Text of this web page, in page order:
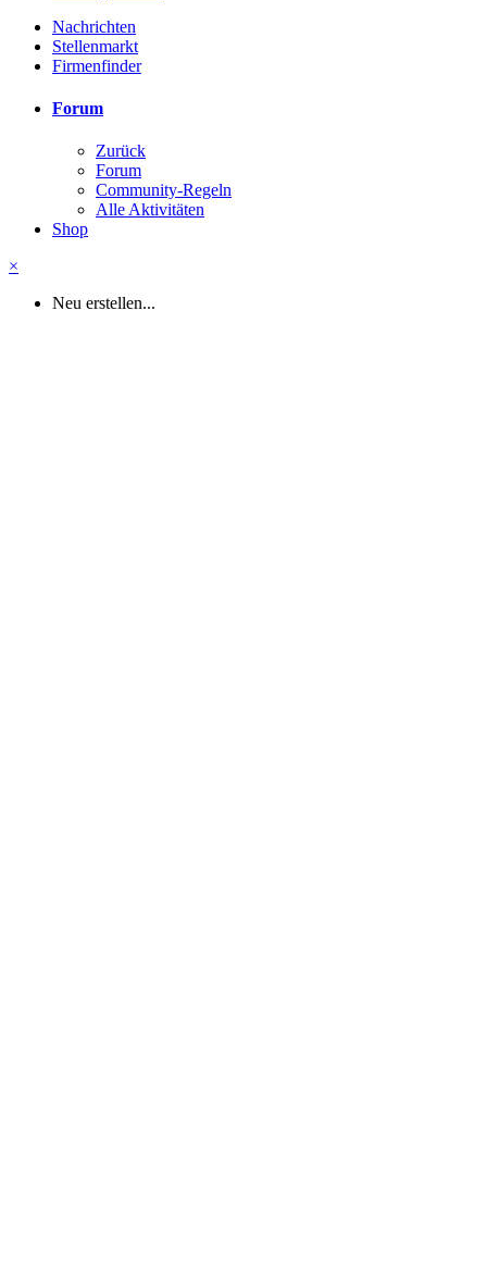
Nachrichten
Stellenmarkt
Firmenfinder
Forum
Zurück
Forum
Community-Regeln
Alle Aktivitäten
Shop
×
Neu erstellen...